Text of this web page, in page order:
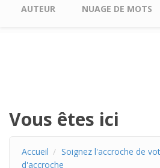
AUTEUR NUAGE DE MOTS
Vous êtes ici
Accueil Soignez l'accroche de
d'accroche